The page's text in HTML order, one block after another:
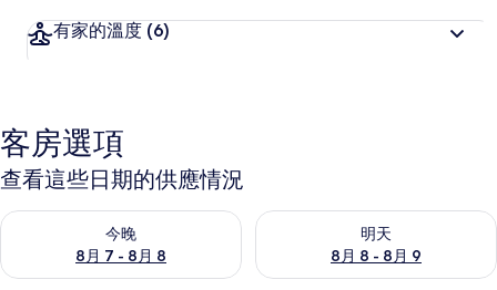
有家的溫度 (6)
客房選項
查看這些日期的供應情況
今晚
8月 7 - 8月 8
查看今晚 (8月 7 - 8月 8) 的供應情況
明天
8月 8 - 8月 9
查看明天 (8月 8 - 8月 9) 的供